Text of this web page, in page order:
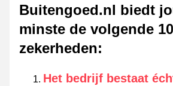
Buitengoed.nl biedt
minste de volgende 10
zekerheden:
Het bedrijf bestaat